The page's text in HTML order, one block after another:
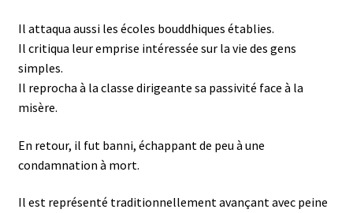
Il attaqua aussi les écoles bouddhiques établies.
Il critiqua leur emprise intéressée sur la vie des gens
simples.
Il reprocha à la classe dirigeante sa passivité face à la
misère.
En retour, il fut banni, échappant de peu à une
condamnation à mort.
Il est représenté traditionnellement avançant avec peine